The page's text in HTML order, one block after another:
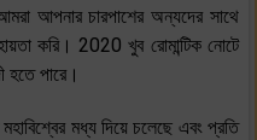
আপনার চারপাশের অন্যদের সাথে
করি। 2020 খুব রোমান্টিক নোটে
হতে পারে।
মধ্য দিয়ে চলেছে এবং প্রতি